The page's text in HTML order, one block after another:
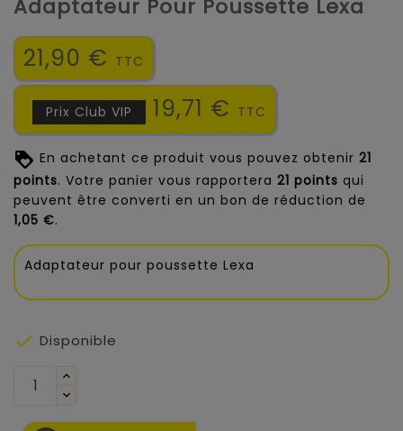
Adaptateur Pour Poussette Lexa
21,90 € TTC
Prix Club VIP 19,71 € TTC
En achetant ce produit vous pouvez obtenir 21
points. Votre panier vous rapportera 21 points qui
peuvent être converti en un bon de réduction de
1,05 €.
Adaptateur pour poussette Lexa
 Disponible